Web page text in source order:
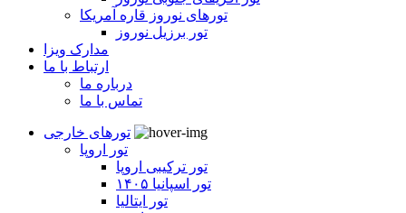
تورهای نوروز قاره آمریکا
تور برزیل نوروز
مدارک ویزا
ارتباط با ما
درباره ما
تماس با ما
تورهای خارجی
تور اروپا
تور ترکیبی اروپا
تور اسپانیا ۱۴۰۵
تور ایتالیا